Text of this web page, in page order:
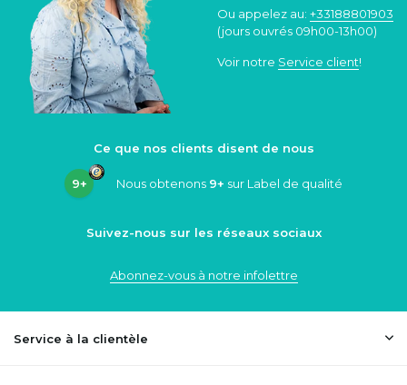
Ou appelez au: +33188801903
(jours ouvrés 09h00-13h00)
Voir notre Service client!
Ce que nos clients disent de nous
9+ Nous obtenons 9+ sur Label de qualité
Suivez-nous sur les réseaux sociaux
Abonnez-vous à notre infolettre
Service à la clientèle